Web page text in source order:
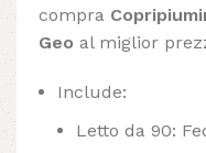
compra
Geo al miglior
Include:
Letto da 90: